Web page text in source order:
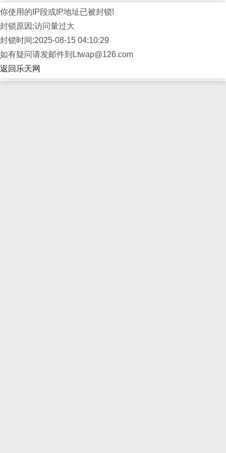
你使用的IP段或IP地址已被封锁!
封锁原因:访问量过大
封锁时间:2025-08-15 04:10:29
如有疑问请发邮件到Ltwap@126.com
返回乐天网